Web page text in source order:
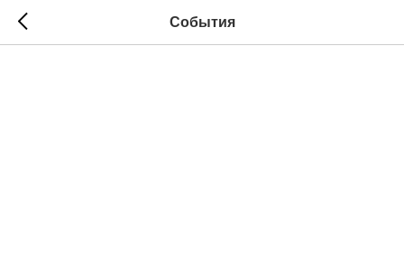
События